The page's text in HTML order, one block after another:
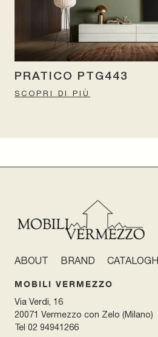
PRATICO PTG443
SCOPRI DI PIÙ
ABOUT BRAND CATALOGHI
MOBILI VERMEZZO
Via Verdi, 16
20071 Vermezzo con Zelo (Milano)
Tel 02 94941266